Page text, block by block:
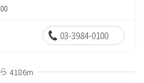
03-3984-0100
4186m